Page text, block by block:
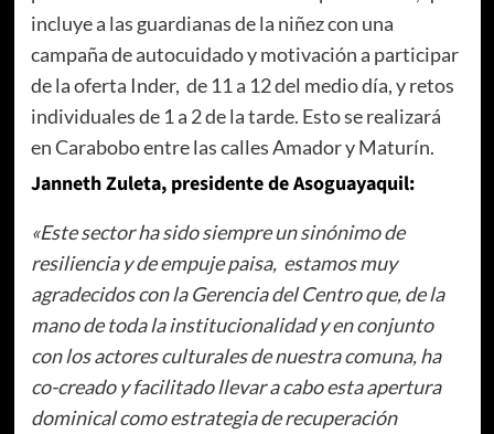
incluye a las guardianas de la niñez con una
campaña de autocuidado y motivación a participar
de la oferta Inder, de 11 a 12 del medio día, y retos
individuales de 1 a 2 de la tarde. Esto se realizará
en Carabobo entre las calles Amador y Maturín.
Janneth Zuleta, presidente de Asoguayaquil:
«Este sector ha sido siempre un sinónimo de
resiliencia y de empuje paisa, estamos muy
agradecidos con la Gerencia del Centro que, de la
mano de toda la institucionalidad y en conjunto
con los actores culturales de nuestra comuna, ha
co-creado y facilitado llevar a cabo esta apertura
dominical como estrategia de recuperación